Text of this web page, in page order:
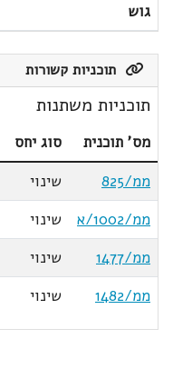
גוש
תוכניות קשורות
תוכניות משתנות
מס' תוכנית סוג יחס
ממ/825
שינוי
ממ/1002/א
שינוי
ממ/1477
שינוי
ממ/1482
שינוי